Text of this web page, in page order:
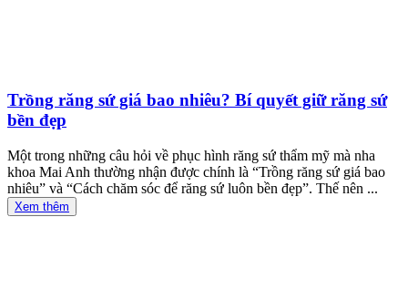
Trồng răng sứ giá bao nhiêu? Bí quyết giữ răng sứ
bền đẹp
Một trong những câu hỏi về phục hình răng sứ thẩm mỹ mà nha
khoa Mai Anh thường nhận được chính là “Trồng răng sứ giá bao
nhiêu” và “Cách chăm sóc để răng sứ luôn bền đẹp”. Thế nên ...
Xem thêm